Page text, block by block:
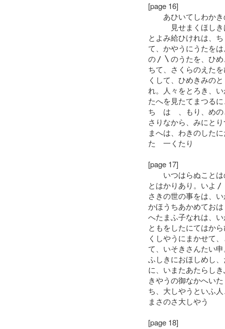
[page 16]
あひいてしわかき
見せまくほしき
とよみ給ひけれは、
て、かやうにうたを
の〳〵のうたを、ひ
ちて、さくらのえた
くして、ひめきみの
れ。人々をとろき、
たへを見たてまつる
ちゝはゝ、もり、め
さりなから、みにと
まへは、わきのした
たゝ一くたり
[page 17]
いつはらぬことは
とはかりあり。いよ
さきの世の事をは、
かほうちあかめてお
へたまふ子なれは、
ともをしたにてはか
くしやうにまかせて
て、いそきさんたい
ふしきにおほしめし
に、いまたあたらし
きやうの御なかへい
ち、大しやうといふ
まさのさ大しやう
[page 18]